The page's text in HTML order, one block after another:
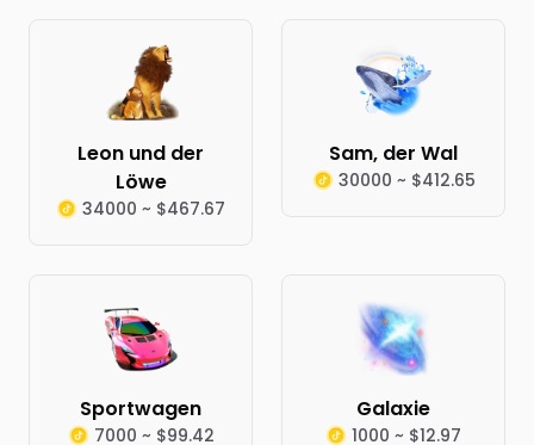
Leon und der
Löwe
34000 ~ $467.67
Sam, der Wal
30000 ~ $412.65
Sportwagen
7000 ~ $99.42
Galaxie
1000 ~ $12.97